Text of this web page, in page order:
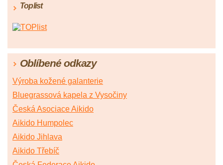
Toplist
Oblíbené odkazy
Výroba kožené galanterie
Bluegrassová kapela z Vysočiny
Česká Asociace Aikido
Aikido Humpolec
Aikido Jihlava
Aikido Třebíč